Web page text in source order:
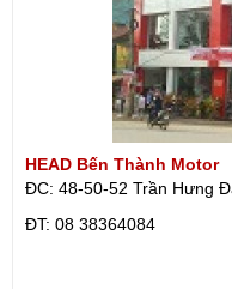
HEAD Bến Thành Motor
ĐC: 48-50-52 Trần Hưng
ÐT: 08 38364084